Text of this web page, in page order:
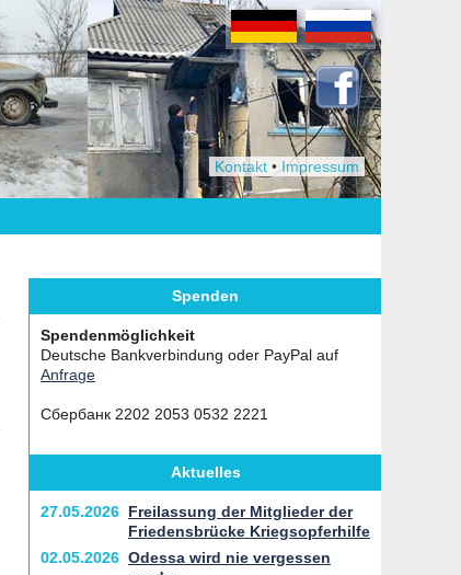
Kontakt •Impressum
Spenden
Spendenmöglichkeit
Deutsche Bankverbindung oder PayPal auf
Anfrage
Сбербанк 2202 2053 0532 2221
Aktuelles
27.05.2026 Freilassung der Mitglieder der
Friedensbrücke Kriegsopferhilfe
02.05.2026 Odessa wird nie vergessen